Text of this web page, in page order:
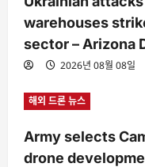
warehouses
sector – Arizona
2026년 08월 08일
해외 드론 뉴스
Army selects
drone